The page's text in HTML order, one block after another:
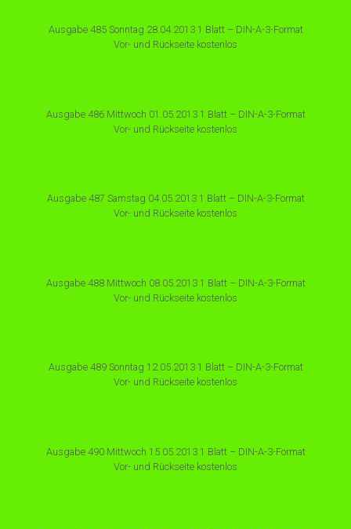
Ausgabe 485 Sonntag 28.04.2013 1 Blatt – DIN-A-3-Format
Vor- und Rückseite kostenlos
Ausgabe 486 Mittwoch 01.05.2013 1 Blatt – DIN-A-3-Format
Vor- und Rückseite kostenlos
Ausgabe 487 Samstag 04.05.2013 1 Blatt – DIN-A-3-Format
Vor- und Rückseite kostenlos
Ausgabe 488 Mittwoch 08.05.2013 1 Blatt – DIN-A-3-Format
Vor- und Rückseite kostenlos
Ausgabe 489 Sonntag 12.05.2013 1 Blatt – DIN-A-3-Format
Vor- und Rückseite kostenlos
Ausgabe 490 Mittwoch 15.05.2013 1 Blatt – DIN-A-3-Format
Vor- und Rückseite kostenlos